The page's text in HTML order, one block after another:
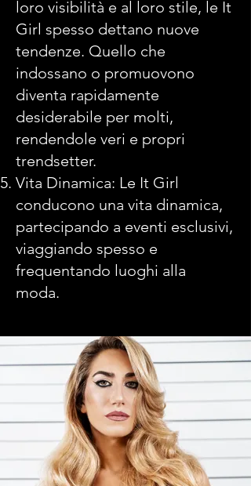
loro visibilità e al loro stile, le It
Girl spesso dettano nuove
tendenze. Quello che
indossano o promuovono
diventa rapidamente
desiderabile per molti,
rendendole veri e propri
trendsetter.
Vita Dinamica: Le It Girl
conducono una vita dinamica,
partecipando a eventi esclusivi,
viaggiando spesso e
frequentando luoghi alla
moda.